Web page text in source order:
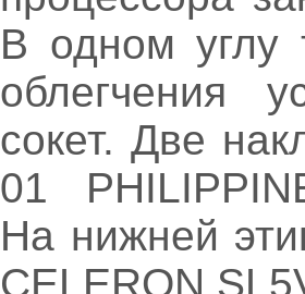
В одном углу
облегчения
сокет. Две
01
На нижней
CELERON